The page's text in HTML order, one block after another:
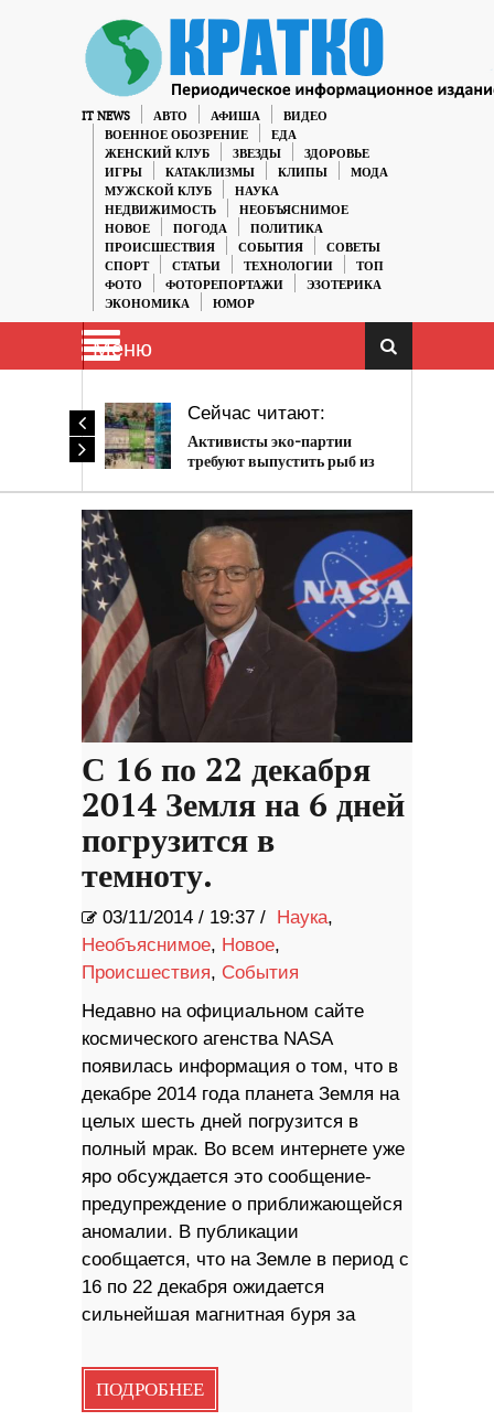
IT NEWS АВТО АФИША
ВИДЕО
ВОЕННОЕ ОБОЗРЕНИЕ
ЕДА
ЖЕНСКИЙ КЛУБ
ЗВЕЗДЫ
ЗДОРОВЬЕ
ИГРЫ
КАТАКЛИЗМЫ КЛИПЫ
МОДА
МУЖСКОЙ КЛУБ
НАУКА
НЕДВИЖИМОСТЬ
НЕОБЪЯСНИМОЕ
НОВОЕ
ПОГОДА
ПОЛИТИКА
ПРОИСШЕСТВИЯ
СОБЫТИЯ
СОВЕТЫ
СПОРТ
СТАТЬИ ТЕХНОЛОГИИ
ТОП
ФОТО
ФОТОРЕПОРТАЖИ
ЭЗОТЕРИКА
ЭКОНОМИКА
ЮМОР
Меню
Сейчас читают:
Активисты эко-партии
требуют выпустить рыб из
С 16 по 22 декабря
2014 Земля на 6 дней
погрузится в
темноту.
03/11/2014 / 19:37 / Наука,
Необъяснимое, Новое,
Происшествия, События
Недавно на официальном сайте
космического агенства NASA
появилась информация о том, что в
декабре 2014 года планета Земля на
целых шесть дней погрузится в
полный мрак. Во всем интернете уже
яро обсуждается это сообщение-
предупреждение о приближающейся
аномалии. В публикации
сообщается, что на Земле в период с
16 по 22 декабря ожидается
сильнейшая магнитная буря за
ПОДРОБНЕЕ